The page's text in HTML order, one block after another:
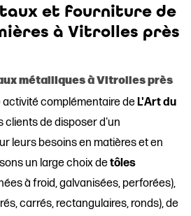
et fourniture de
à Vitrolles près
métalliques à Vitrolles près
activité complémentaire deL'Art du
clients de disposer d'un
leurs besoins en matières et en
un large choix detôles
à froid, galvanisées, perforées),
carrés, rectangulaires, ronds), de